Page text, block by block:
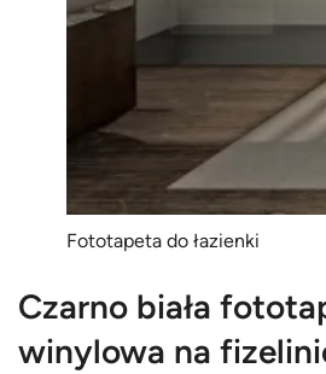
Fototapeta do łazienki
Czarno biała
winylowa na